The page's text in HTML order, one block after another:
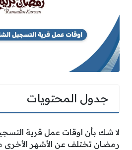
جدول المحتويات
لا شك بأن اوقات عمل قرية
رمضان تختلف عن الأشهر الأخرى